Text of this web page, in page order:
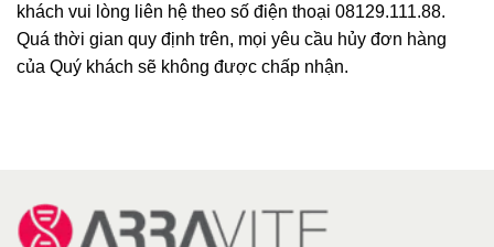
khách vui lòng liên hệ theo số điện thoại 08129.111.88.
Quá thời gian quy định trên, mọi yêu cầu hủy đơn hàng
của Quý khách sẽ không được chấp nhận.